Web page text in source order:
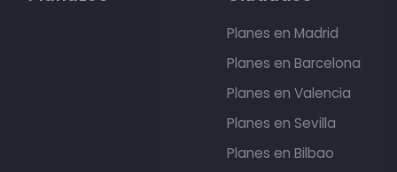
Planes en Madrid
Planes en Barcelona
Planes en Valencia
Planes en Sevilla
Planes en Bilbao